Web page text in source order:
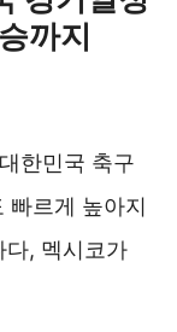
까지
한민국 축구
빠르게 높아지
다, 멕시코가